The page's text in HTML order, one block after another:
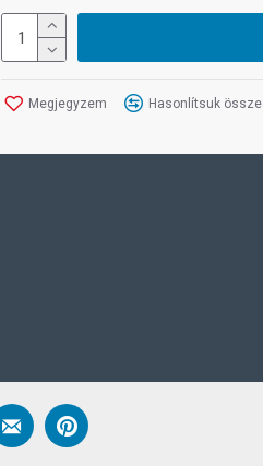
Megjegyzem Hasonlítsuk össze